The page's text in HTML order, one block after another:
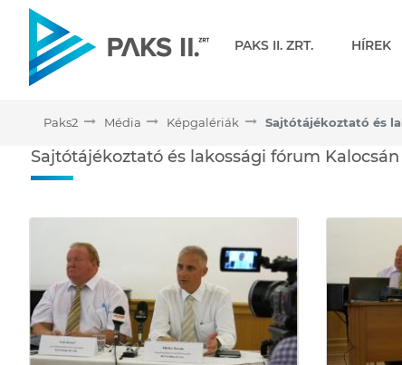
PAKS II. ZRT. HÍREK
Paks2 Média Képgalériák
Sajtótájékoztató és
Sajtótájékoztató és lakossági fórum